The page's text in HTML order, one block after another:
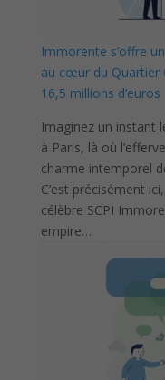
Immorente s’offre
au cœur du Quartier
16,5 millions d’euros
Imaginez un instant
à Paris, là où
charme intemporel
C’est précisément
célèbre SCPI
empire…